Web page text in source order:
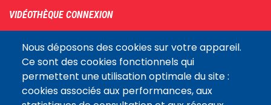
Nous déposons des cookies sur votre appareil.
Ce sont des cookies fonctionnels qui
permettent une utilisation optimale du site :
cookies associés aux performances, aux
VIDÉOTHÈQUE CONNEXION
ARCHIVES
COOKIES
Assemblée